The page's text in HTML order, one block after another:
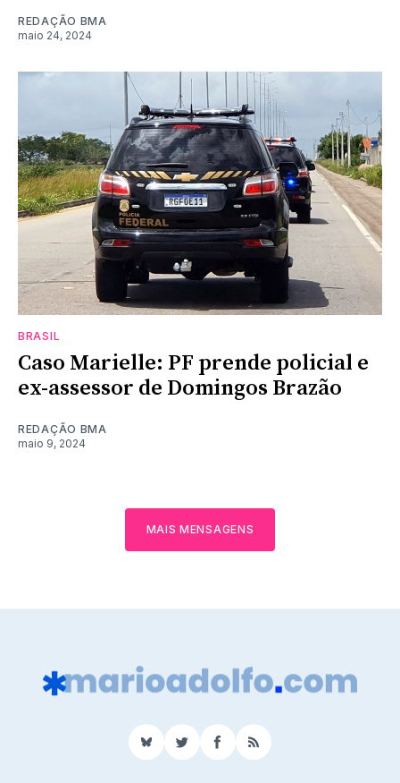
REDAÇÃO BMA
maio 24, 2024
BRASIL
Caso Marielle: PF prende policial e
ex-assessor de Domingos Brazão
REDAÇÃO BMA
maio 9, 2024
MAIS MENSAGENS
BlueSkyTwitterFacebook
RSS